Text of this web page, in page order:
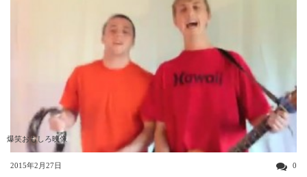
爆笑おもしろ映像
2015年2月27日 0